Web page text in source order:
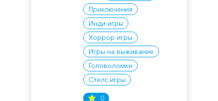
Приключения
Инди игры
Хоррор игры
Игры на выживание
Головоломки
Стелс игры
0